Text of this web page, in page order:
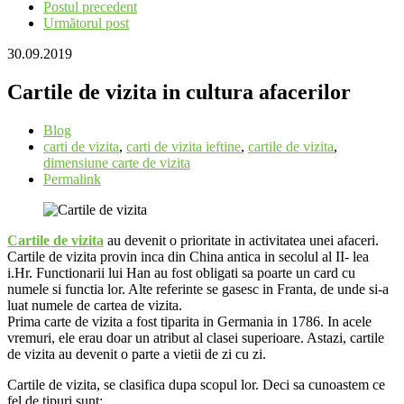
Postul precedent
Următorul post
30.09.2019
Cartile de vizita in cultura afacerilor
Blog
carti de vizita, carti de vizita ieftine, cartile de vizita,
dimensiune carte de vizita
Permalink
Cartile de vizita au devenit o prioritate in activitatea unei afaceri.
Cartile de vizita provin inca din China antica in secolul al II- lea
i.Hr. Functionarii lui Han au fost obligati sa poarte un card cu
numele si functia lor. Alte referinte se gasesc in Franta, de unde si-a
luat numele de cartea de vizita.
Prima carte de vizita a fost tiparita in Germania in 1786. In acele
vremuri, ele erau doar un atribut al clasei superioare. Astazi, cartile
de vizita au devenit o parte a vietii de zi cu zi.
Cartile de vizita, se clasifica dupa scopul lor. Deci sa cunoastem ce